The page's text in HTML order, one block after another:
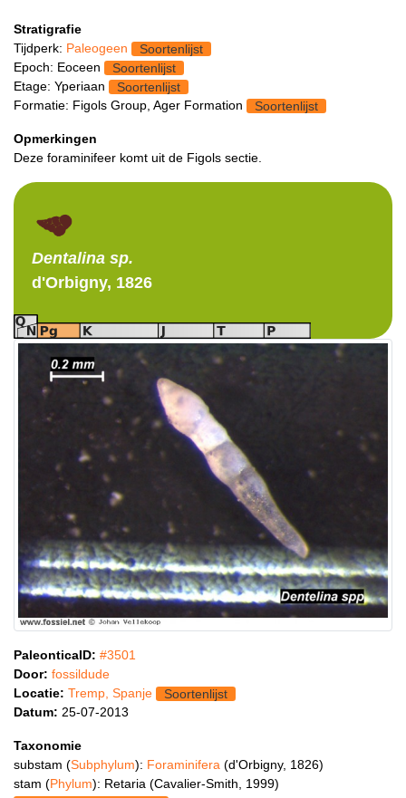
Stratigrafie
Tijdperk: Paleogeen
Soortenlijst
Epoch: Eoceen
Soortenlijst
Etage: Yperiaan
Soortenlijst
Formatie: Figols Group, Ager Formation
Soortenlijst
Opmerkingen
Deze foraminifeer komt uit de Figols sectie.
Dentalina sp.
d'Orbigny, 1826
PaleonticaID: #3501
Door: fossildude
Locatie: Tremp, Spanje
Soortenlijst
Datum: 25-07-2013
Taxonomie
substam (Subphylum): Foraminifera (d'Orbigny, 1826)
stam (Phylum): Retaria (Cavalier-Smith, 1999)